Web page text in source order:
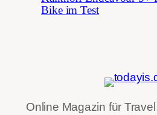
Bike im Test
Online Magazin für